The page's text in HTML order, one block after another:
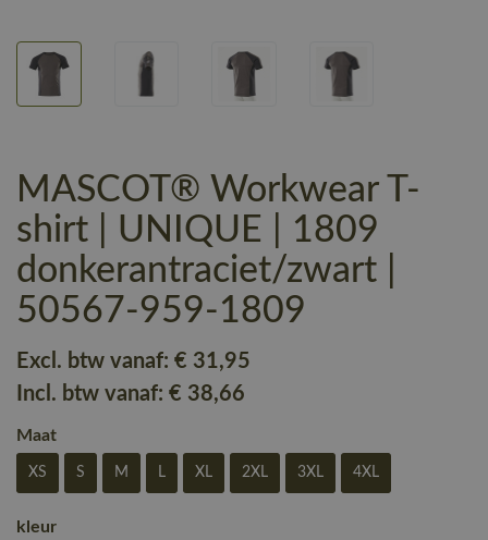
MASCOT® Workwear T-
shirt | UNIQUE | 1809
donkerantraciet/zwart |
50567-959-1809
Excl. btw vanaf: € 31,95
Incl. btw vanaf: € 38,66
Maat
XS S M L XL 2XL 3XL 4XL
kleur